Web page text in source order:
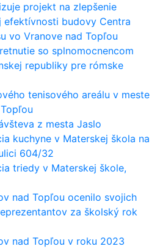
projekt na zlepšenie
efektívnosti budovy Centra
vo Vranove nad Topľou
so splnomocnencom
republiky pre rómske
tenisového areálu v meste
z mesta Jaslo
kuchyne v Materskej škola na
604/32
triedy v Materskej škole,
nad Topľou ocenilo svojich
za školský rok
nad Topľou v roku 2023